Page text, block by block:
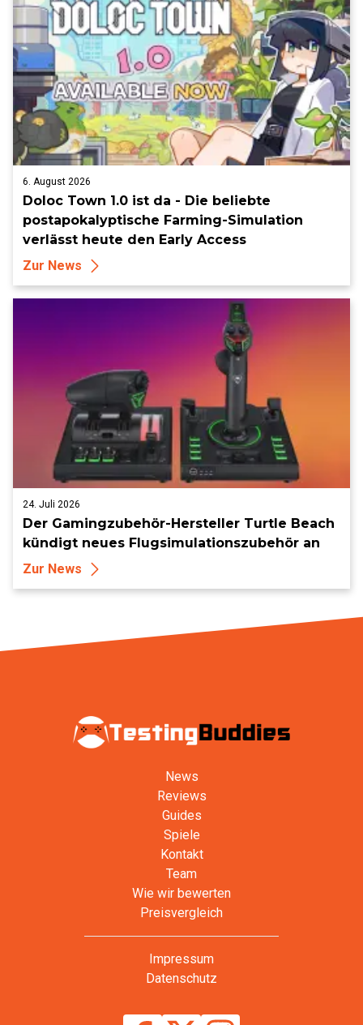
6. August 2026
Doloc Town 1.0 ist da - Die beliebte
postapokalyptische Farming-Simulation
verlässt heute den Early Access
Zur News
24. Juli 2026
Der Gamingzubehör-Hersteller Turtle Beach
kündigt neues Flugsimulationszubehör an
Zur News
News
Reviews
Guides
Spiele
Kontakt
Team
Wie wir bewerten
Preisvergleich
Impressum
Datenschutz